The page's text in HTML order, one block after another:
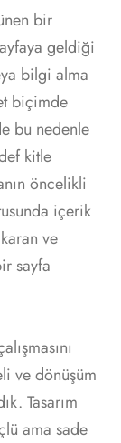
bir
geldiği
bilgi alma
biçimde
bu nedenle
kitle
öncelikli
içerik
ve
sayfa
ve dönüşüm
Tasarım
ama sade